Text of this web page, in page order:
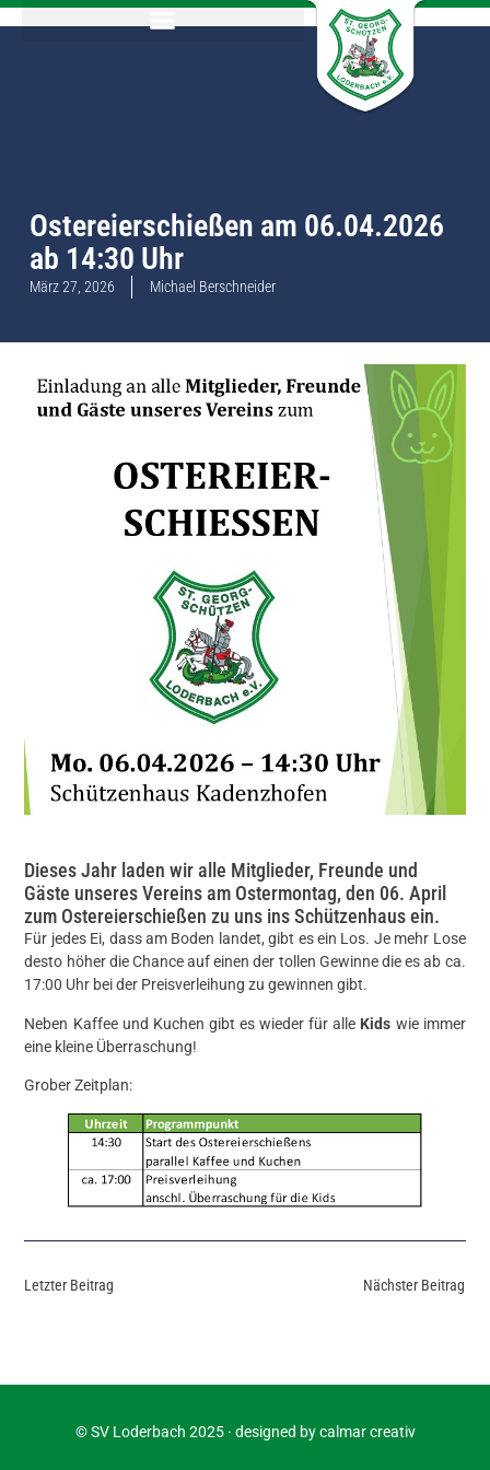
Ostereierschießen am 06.04.2026
ab 14:30 Uhr
März 27, 2026 Michael Berschneider
Dieses Jahr laden wir alle Mitglieder, Freunde und
Gäste unseres Vereins am Ostermontag, den 06. April
zum Ostereierschießen zu uns ins Schützenhaus ein.
Für jedes Ei, dass am Boden landet, gibt es ein Los. Je mehr Lose
desto höher die Chance auf einen der tollen Gewinne die es ab ca.
17:00 Uhr bei der Preisverleihung zu gewinnen gibt.​
Neben Kaffee und Kuchen gibt es wieder für alle Kids wie immer
eine kleine Überraschung!
Grober Zeitplan:
Letzter Beitrag Nächster Beitrag
© SV Loderbach 2025 · designed bycalmar creativ